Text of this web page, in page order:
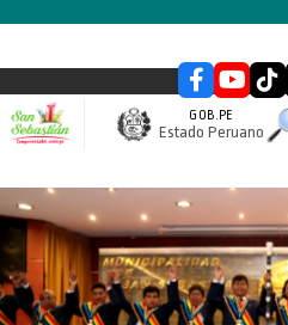
GOB.PE
Estado Peruano
slider